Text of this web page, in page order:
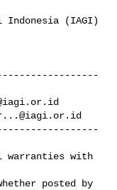
Indonesia (IAGI)
warranties with
posted by